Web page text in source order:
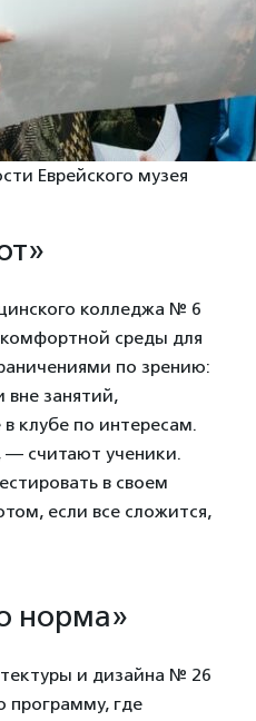
Еврейского музея
колледжа № 6
среды для
по зрению:
вне занятий,
клубе по интересам.
— считают ученики.
в своем
если все сложится,
норма»
и дизайна № 26
программу, где